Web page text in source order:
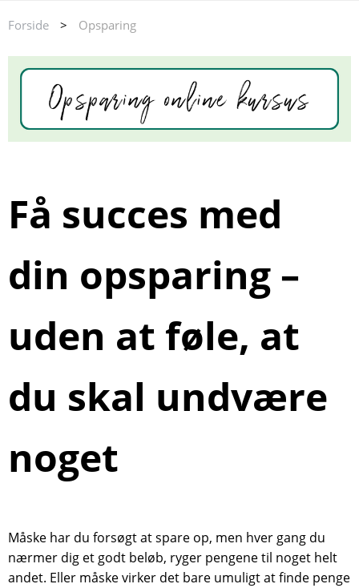
Forside > Opsparing
Få succes med
din opsparing –
uden at føle, at
du skal undvære
noget
Måske har du forsøgt at spare op, men hver gang du
nærmer dig et godt beløb, ryger pengene til noget helt
andet. Eller måske virker det bare umuligt at finde penge